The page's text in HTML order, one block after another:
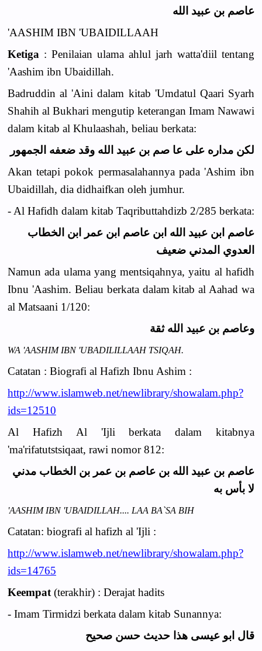
عاصم بن عبيد الله
'AASHIM IBN 'UBAIDILLAAH
Ketiga : Penilaian ulama ahlul jarh watta'diil tentang
'Aashim ibn Ubaidillah.
Badruddin al 'Aini dalam kitab 'Umdatul Qaari Syarh
Shahih al Bukhari mengutip keterangan Imam Nawawi
dalam kitab al Khulaashah, beliau berkata:
لكن مداره على عا صم بن عبيد الله وقد ضعفه الجمهور
Akan tetapi pokok permasalahannya pada 'Ashim ibn
Ubaidillah, dia didhaifkan oleh jumhur.
- Al Hafidh dalam kitab Taqributtahdizb 2/285 berkata:
عاصم ابن عبيد الله ابن عاصم ابن عمر ابن الخطاب
العدوي المدني ضعيف
Namun ada ulama yang mentsiqahnya, yaitu al hafidh
Ibnu 'Aashim. Beliau berkata dalam kitab al Aahad wa
al Matsaani 1/120:
وعاصم بن عبيد الله ثقة
WA 'AASHIM IBN 'UBADILILLAAH TSIQAH.
Catatan : Biografi al Hafizh Ibnu Ashim :
http://www.islamweb.net/newlibrary/showalam.php?
ids=12510
Al Hafizh Al 'Ijli berkata dalam kitabnya
'ma'rifatutstsiqaat, rawi nomor 812:
عاصم بن عبيد الله بن عاصم بن عمر بن الخطاب مدني
لا بأس به
'AASHIM IBN 'UBAIDILLAH.... LAA BA`SA BIH
Catatan: biografi al hafizh al 'Ijli :
http://www.islamweb.net/newlibrary/showalam.php?
ids=14765
Keempat (terakhir) : Derajat hadits
- Imam Tirmidzi berkata dalam kitab Sunannya:
قال ابو عيسى هذا حديث حسن صحيح